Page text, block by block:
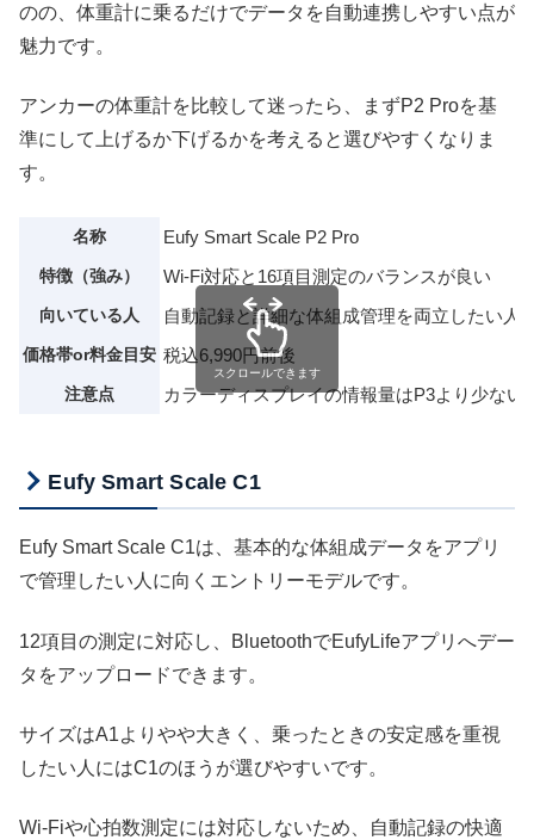
のの、体重計に乗るだけでデータを自動連携しやすい点が
魅力です。
アンカーの体重計を比較して迷ったら、まずP2 Proを基
準にして上げるか下げるかを考えると選びやすくなりま
す。
名称 Eufy Smart Scale P2 Pro
特徴（強み） Wi-Fi対応と16項目測定のバランスが良い
向いている人 自動記録と詳細な体組成管理を両立したい人
価格帯or料金目安 税込6,990円前後
注意点 カラーディスプレイの情報量はP3より少ない
スクロールできます
Eufy Smart Scale C1
Eufy Smart Scale C1は、基本的な体組成データをアプリ
で管理したい人に向くエントリーモデルです。
12項目の測定に対応し、BluetoothでEufyLifeアプリへデー
タをアップロードできます。
サイズはA1よりやや大きく、乗ったときの安定感を重視
したい人にはC1のほうが選びやすいです。
Wi-Fiや心拍数測定には対応しないため、自動記録の快適